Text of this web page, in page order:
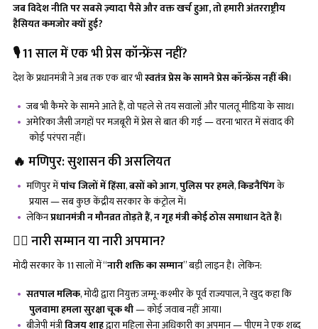
जब विदेश नीति पर सबसे ज़्यादा पैसे और वक्त खर्च हुआ, तो हमारी अंतरराष्ट्रीय
हैसियत कमजोर क्यों हुई?
🎙️ 11 साल में एक भी प्रेस कॉन्फ्रेंस नहीं?
देश के प्रधानमंत्री ने अब तक एक बार भीस्वतंत्र प्रेस के सामने प्रेस कॉन्फ्रेंस नहीं की।
जब भी कैमरे के सामने आते हैं, वो पहले से तय सवालों और पालतू मीडिया के साथ।
अमेरिका जैसी जगहों पर मजबूरी में प्रेस से बात की गई — वरना भारत में संवाद की
कोई परंपरा नहीं।
🔥 मणिपुर: सुशासन की असलियत
मणिपुर मेंपांच जिलों में हिंसा,बसों को आग,पुलिस पर हमले,किडनैपिंगके
प्रयास — सब कुछ केंद्रीय सरकार के कंट्रोल में।
लेकिनप्रधानमंत्री न मौनव्रत तोड़ते हैं, न गृह मंत्री कोई ठोस समाधान देते हैं।
👩‍⚕️ नारी सम्मान या नारी अपमान?
मोदी सरकार के 11 सालों में “नारी शक्ति का सम्मान” बड़ी लाइन है। लेकिन:
सतपाल मलिक, मोदी द्वारा नियुक्त जम्मू-कश्मीर के पूर्व राज्यपाल, ने खुद कहा कि
पुलवामा हमला सुरक्षा चूक थी— कोई जवाब नहीं आया।
बीजेपी मंत्रीविजय शाहद्वारा महिला सेना अधिकारी का अपमान — पीएम ने एक शब्द